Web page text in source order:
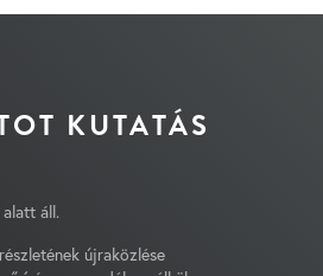
KUTATÁS
áll.
újraközlése